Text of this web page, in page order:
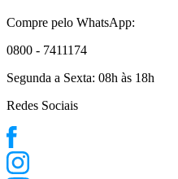
Compre pelo WhatsApp:
0800 - 7411174
Segunda a Sexta: 08h às 18h
Redes Sociais